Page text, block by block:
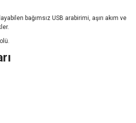
bağımsız USB arabirimi, aşırı akım ve